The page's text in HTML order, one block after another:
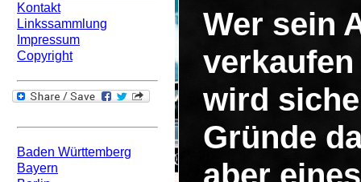
Kontakt
Linkssammlung
Impressum
Copyright
Baden Württemberg
Bayern
Wer sein
wird
Gründe